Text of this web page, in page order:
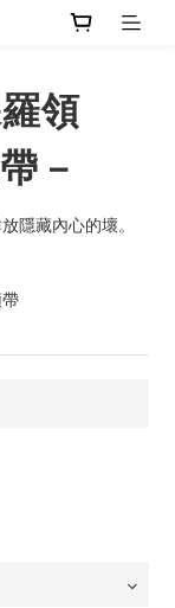
領
－
隱藏內心的壞。